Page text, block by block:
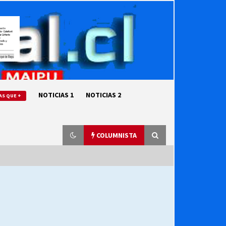
QUE + NOTICIAS 1 NOTICIAS 2
COLUMNISTA